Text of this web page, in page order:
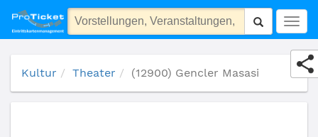
(12900) Gencler Masasi
Kultur Theater (12900) Gencler Masasi